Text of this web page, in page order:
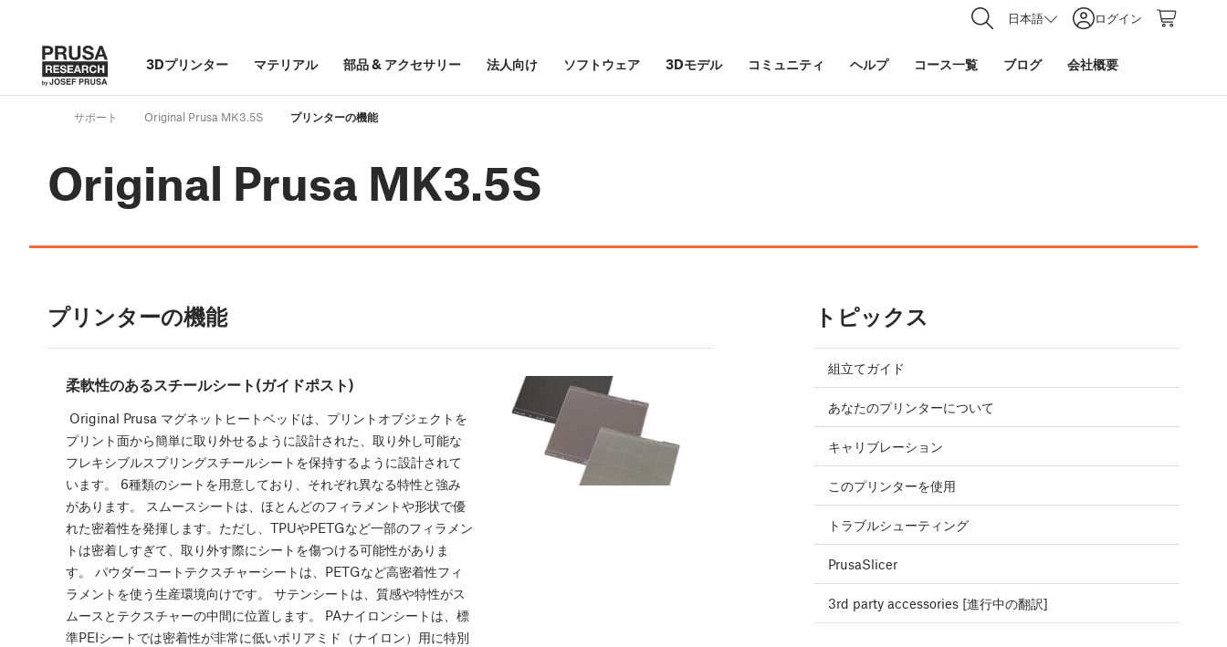
日本語 ログイン
3Dプリンター マテリアル 部品& アクセサリー 法人向け ソフトウェア 3Dモデル コミュニティ ヘルプ コース一覧 ブログ 会社概要
サポート Original Prusa MK3.5S プリンターの機能
Original Prusa MK3.5S
プリンターの機能
柔軟性のあるスチールシート(ガイドポスト)
Original Prusa マグネットヒートベッドは、プリントオブジェクトを
プリント面から簡単に取り外せるように設計された、取り外し可能な
フレキシブルスプリングスチールシートを保持するように設計されて
います。 6種類のシートを用意しており、それぞれ異なる特性と強み
があります。 スムースシートは、ほとんどのフィラメントや形状で優
れた密着性を発揮します。ただし、TPUやPETGなど一部のフィラメン
トは密着しすぎて、取り外す際にシートを傷つける可能性がありま
す。 パウダーコートテクスチャーシートは、PETGなど高密着性フィ
ラメントを使う生産環境向けです。 サテンシートは、質感や特性がス
ムースとテクスチャーの中間に位置します。 PAナイロンシートは、標
準PEIシートでは密着性が非常に低いポリアミド（ナイロン）用に特別
トピックス
組立てガイド
あなたのプリンターについて
キャリブレーション
このプリンターを使用
トラブルシューティング
PrusaSlicer
3rd party accessories [進行中の翻訳]